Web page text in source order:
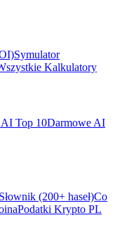
Symulator
Kalkulatory
Top 10Darmowe AI
Słownik (200+ haseł)Co
Podatki Krypto PL